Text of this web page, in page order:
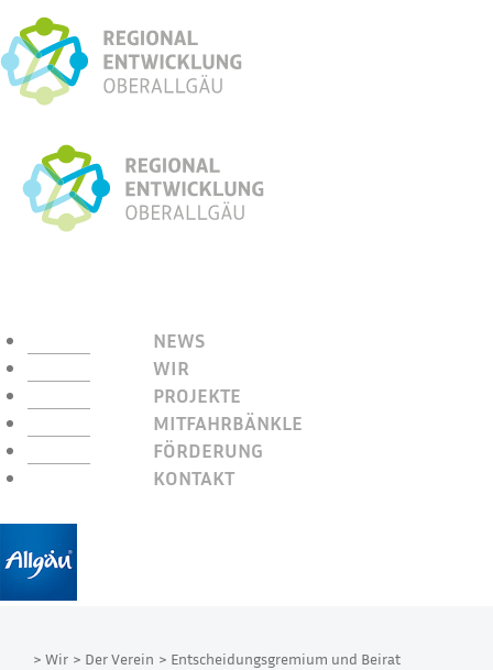
NEWS
WIR
PROJEKTE
MITFAHRBÄNKLE
FÖRDERUNG
KONTAKT
> Wir > Der Verein > Entscheidungsgremium und Beirat